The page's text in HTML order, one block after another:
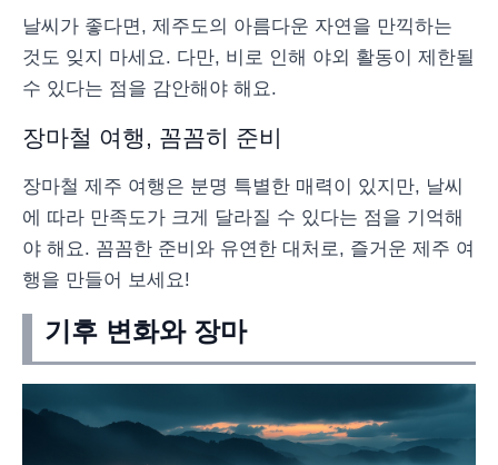
날씨가 좋다면, 제주도의 아름다운 자연을 만끽하는
것도 잊지 마세요. 다만, 비로 인해 야외 활동이 제한될
수 있다는 점을 감안해야 해요.
장마철 여행, 꼼꼼히 준비
장마철 제주 여행은 분명 특별한 매력이 있지만, 날씨
에 따라 만족도가 크게 달라질 수 있다는 점을 기억해
야 해요. 꼼꼼한 준비와 유연한 대처로, 즐거운 제주 여
행을 만들어 보세요!
기후 변화와 장마